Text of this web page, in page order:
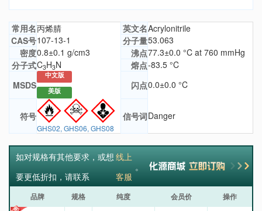
常用名丙烯腈 英文名Acrylonitrile
CAS号107-13-1 分子量53.063
密度0.8±0.1 g/cm3 沸点77.3±0.0 °C at 760 mmHg
分子式C3H3N 熔点-83.5 °C
MSDS
中文版
美版
闪点0.0±0.0 °C
符号
GHS02, GHS06, GHS08
信号词Danger
如对规格有其他要求，或想
要更低折扣，请联系
线上
客服
。
品牌 规格 纯度 会员价 操作